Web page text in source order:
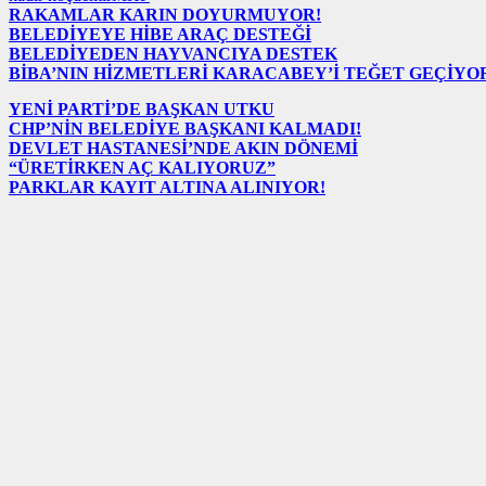
RAKAMLAR KARIN DOYURMUYOR!
BELEDİYEYE HİBE ARAÇ DESTEĞİ
BELEDİYEDEN HAYVANCIYA DESTEK
BİBA’NIN HİZMETLERİ KARACABEY’İ TEĞET
YENİ PARTİ’DE BAŞKAN UTKU
CHP’NİN BELEDİYE BAŞKANI KALMADI!
DEVLET HASTANESİ’NDE AKIN DÖNEMİ
“ÜRETİRKEN AÇ KALIYORUZ”
PARKLAR KAYIT ALTINA ALINIYOR!